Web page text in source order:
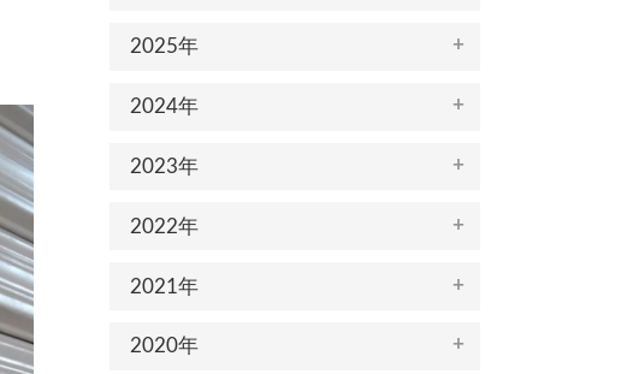
2025年
2024年
2023年
2022年
2021年
2020年